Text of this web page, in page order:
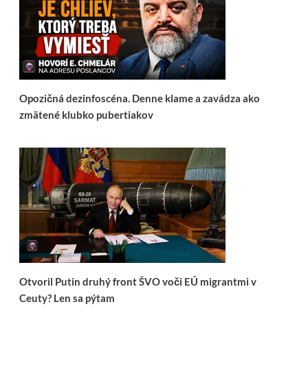
Opozičná dezinfoscéna. Denne klame a zavádza ako
zmätené klubko pubertiakov
Otvoril Putin druhý front ŠVO voči EÚ migrantmi v
Ceuty? Len sa pýtam